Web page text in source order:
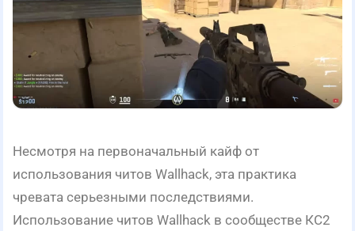
Несмотря на первоначальный кайф от
использования читов Wallhack, эта практика
чревата серьезными последствиями.
Использование читов Wallhack в сообществе КС2